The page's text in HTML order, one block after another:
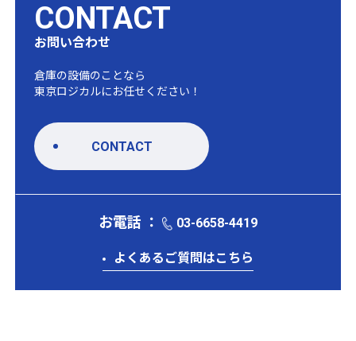
CONTACT
お問い合わせ
倉庫の設備のことなら
東京ロジカルにお任せください！
CONTACT
お電話 ： 03-6658-4419
よくあるご質問はこちら